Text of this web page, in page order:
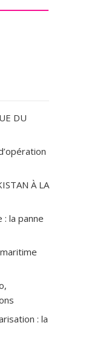
DU
À LA
: la panne
: la